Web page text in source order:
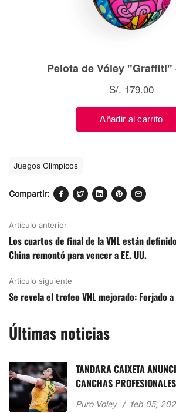
Juegos Olímpicos
Compartir:
Artículo anterior
Los cuartos de final de la VNL están
China remontó para vencer a EE. UU.
Artículo siguiente
Se revela el trofeo VNL mejorado: Forjado
Últimas noticias
TANDARA CAIXETA
CANCHAS
Puro Voley feb 05,